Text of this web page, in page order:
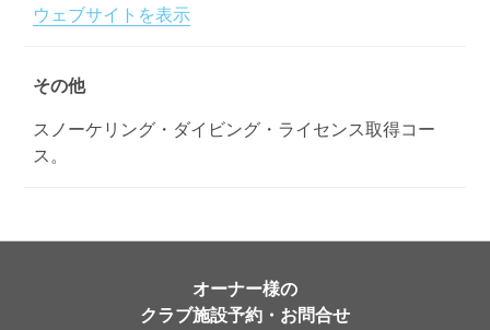
ウェブサイトを表示
その他
スノーケリング・ダイビング・ライセンス取得コー
ス。
オーナー様の
クラブ施設予約・お問合せ